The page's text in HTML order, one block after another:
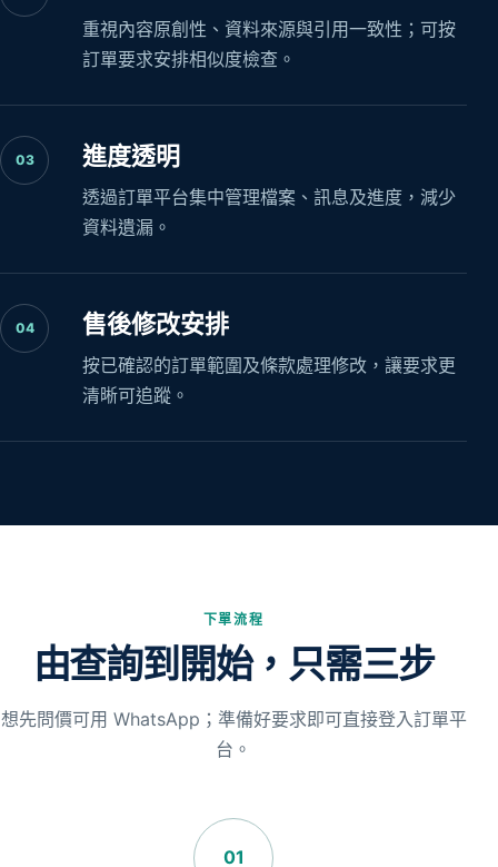
重視內容原創性、資料來源與引用一致性；可按
訂單要求安排相似度檢查。
03 進度透明
透過訂單平台集中管理檔案、訊息及進度，減少
資料遺漏。
04 售後修改安排
按已確認的訂單範圍及條款處理修改，讓要求更
清晰可追蹤。
下單流程
由查詢到開始，只需三步
想先問價可用 WhatsApp；準備好要求即可直接登入訂單平
台。
01